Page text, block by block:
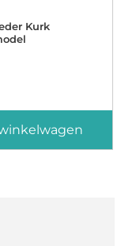
Kurk